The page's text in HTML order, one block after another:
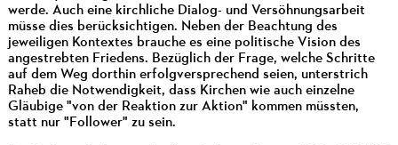
werde. Auch eine kirchliche Dialog- und Versöhnungsarbeit
müsse dies berücksichtigen. Neben der Beachtung des
jeweiligen Kontextes brauche es eine politische Vision des
angestrebten Friedens. Bezüglich der Frage, welche Schritte
auf dem Weg dorthin erfolgversprechend seien, unterstrich
Raheb die Notwendigkeit, dass Kirchen wie auch einzelne
Gläubige "von der Reaktion zur Aktion" kommen müssten,
statt nur "Follower" zu sein.